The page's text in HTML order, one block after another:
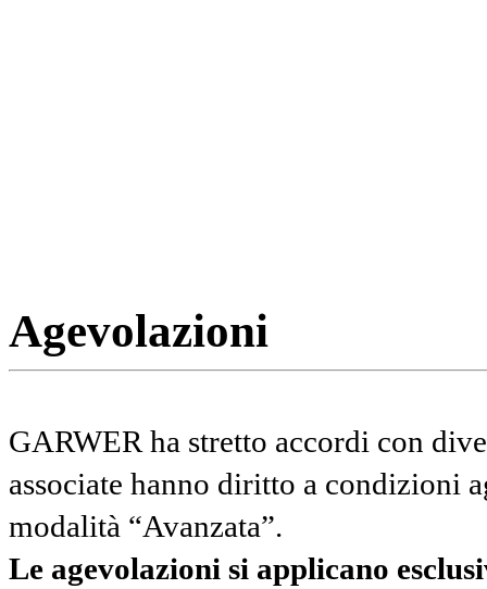
Agevolazioni
GARWER ha stretto accordi con
associate hanno diritto a condizioni
modalità “Avanzata”.
Le agevolazioni si applicano